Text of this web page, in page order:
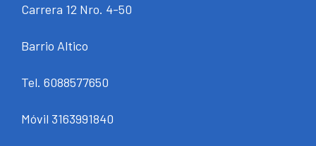
Carrera 12 Nro. 4-50
Barrio Altico
Tel. 6088577650
Móvil 3163991840